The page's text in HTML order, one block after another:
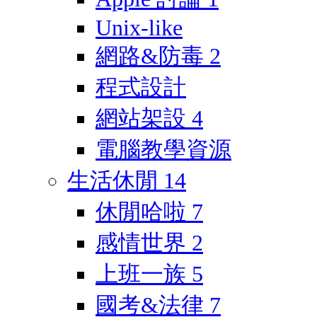
Unix-like
網路&防毒 2
程式設計
網站架設 4
電腦教學資源
生活休閒 14
休閒哈啦 7
感情世界 2
上班一族 5
國考&法律 7